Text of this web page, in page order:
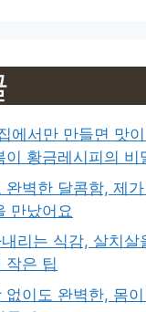
에서만 만들면 맛
이 황금레시피의 비
완벽한 달콤함, 제
만났어요
리는 식감, 살치살
작은 팁
없이도 완벽한, 몸